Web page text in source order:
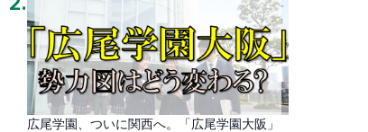
広尾学園、ついに関西へ。「広尾学園大阪」